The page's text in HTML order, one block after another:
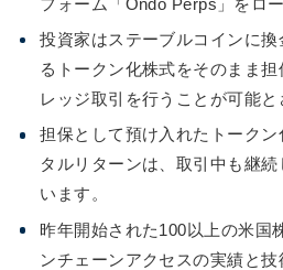
フォーム「Ondo Perps」をロ
投資家はステーブルコインに
るトークン化株式をそのまま
レッジ取引を行うことが可能と
担保として預け入れたトーク
タルリターンは、取引中も継
います。
昨年開始された100以上の米国
ンチェーンアクセスの実績と